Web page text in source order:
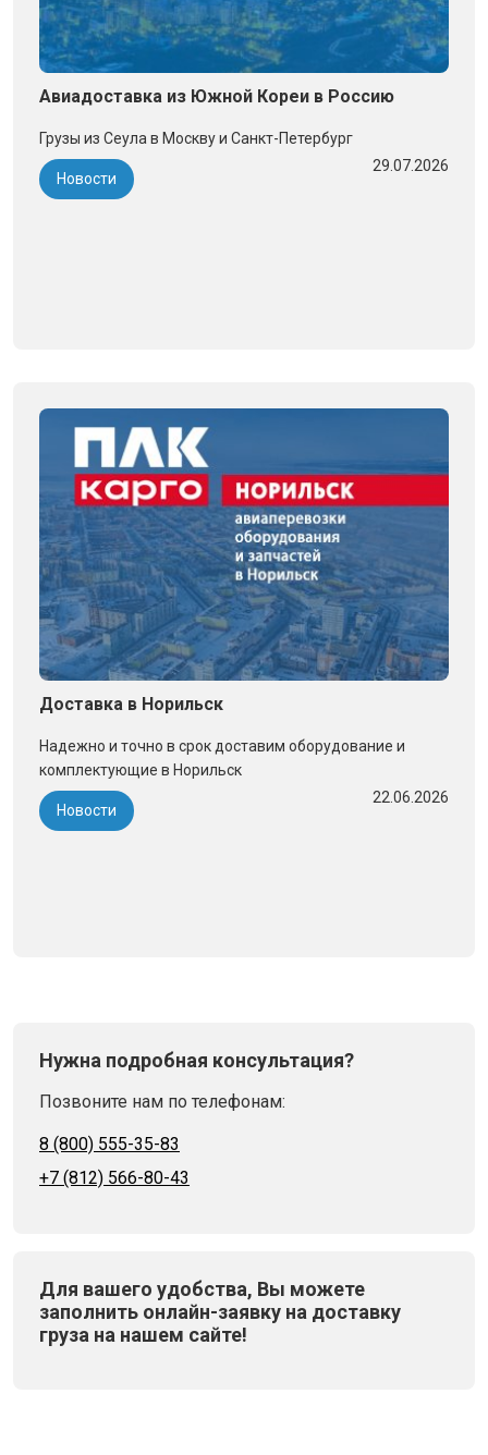
Авиадоставка из Южной Кореи в Россию
Грузы из Сеула в Москву и Санкт-Петербург
Новости
29.07.2026
Доставка в Норильск
Надежно и точно в срок доставим оборудование и
комплектующие в Норильск
Новости
22.06.2026
Нужна подробная консультация?
Позвоните нам по телефонам:
8 (800) 555-35-83
+7 (812) 566-80-43
Для вашего удобства, Вы можете
заполнить онлайн-заявку на доставку
груза на нашем сайте!